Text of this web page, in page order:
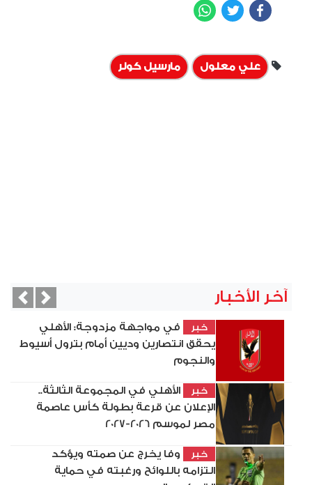
Facebook
Twitter
علي معلول مارسيل كولر
آخر الأخبار
خبر
في مواجهة مزدوجة: الأهلي
يحقق انتصارين وديين أمام بترول أسيوط
والنجوم
خبر
الأهلي في المجموعة الثالثة..
الإعلان عن قرعة بطولة كأس عاصمة
مصر لموسم 2026-2027
خبر
وفا يخرج عن صمته ويؤكد
التزامه باللوائح ورغبته في حماية
Next